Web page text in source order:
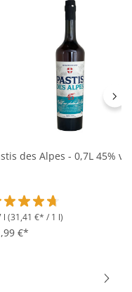
5 Sternen
des Alpes - 0,7L 45% vol
l (31,41 €* / 1 l)
€*